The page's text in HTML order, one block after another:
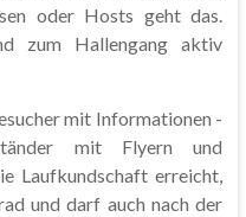
oder Hosts geht das.
zum Hallengang aktiv
mit Informationen -
mit Flyern und
Laufkundschaft erreicht,
und darf auch nach der